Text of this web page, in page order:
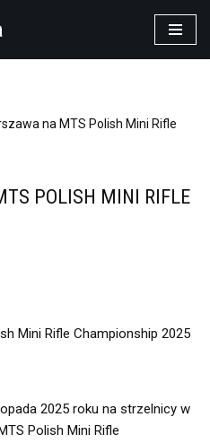
na MTS Polish Mini Rifle
POLISH MINI RIFLE
2025 roku na strzelnicy w
Polish Mini Rifle